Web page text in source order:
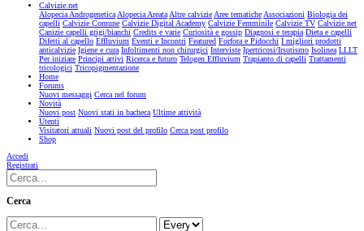
Calvizie.net
Alopecia AndrogeneticaAlopecia AreataAltre calvizieAree tematicheAssociazioni Biologia dei
capelli Calvizie Comune Calvizie Digital Academy Calvizie Femminile Calvizie TV Calvizie.net
Canizie capelli grigi/bianchi Credits e varie Curiosità e gossip Diagnosi e terapia Dieta e capelli
Difetti al capello Effluvium Eventi e Incontri Featured Forfora e Pidocchi I migliori prodotti
anticalvizie Igiene e cura Infoltimenti non chirurgici Interviste Ipertricosi/Irsutismo Isolinea LLLT
Per iniziare Principi attivi Ricerca e futuro Telogen Effluvium Trapianto di capelli Trattamenti
tricologici Tricopigmentazione
Home
Forums
Nuovi messaggi Cerca nel forum
Novità
Nuovi post Nuovi stati in bacheca Ultime attività
Utenti
Visitatori attuali Nuovi post del profilo Cerca post profilo
Shop
Accedi
Registrati
Cerca